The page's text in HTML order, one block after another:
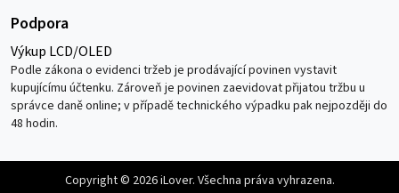
Podpora
Výkup LCD/OLED
Podle zákona o evidenci tržeb je prodávající povinen vystavit
kupujícímu účtenku. Zároveň je povinen zaevidovat přijatou tržbu u
správce daně online; v případě technického výpadku pak nejpozději do
48 hodin.
Copyright © 2026 iLover. Všechna práva vyhrazena.